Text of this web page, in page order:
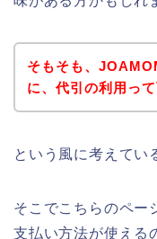
そもそも、
に、代引の利用っ
という風に考えてい
そこでこちらのペー
支払い方法が使える